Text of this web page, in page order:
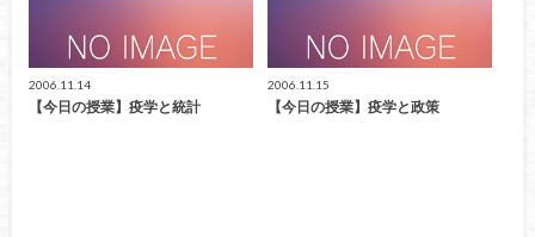
2006.11.14
【今日の授業】疫学と統計
2006.11.15
【今日の授業】疫学と政策